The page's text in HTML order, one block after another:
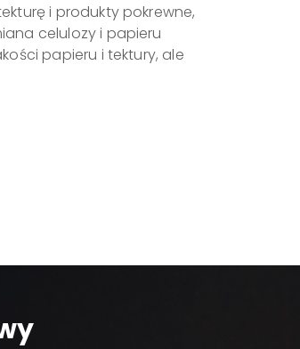
i produkty pokrewne,
celulozy i papieru
papieru i tektury, ale